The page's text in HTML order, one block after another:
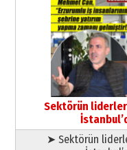
Cem
Ardında
gönül
13 Mayıs
Esat
Başkan
bir vizyon
02 Ağustos
Sektörün
➤ Sektörün